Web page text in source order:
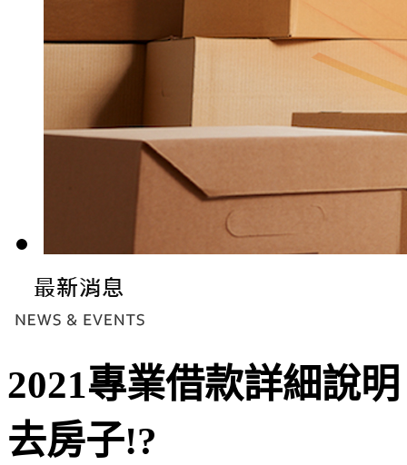
2021專業借款詳細說
去房子!?